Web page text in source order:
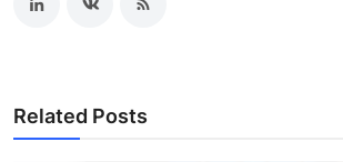
Related Posts